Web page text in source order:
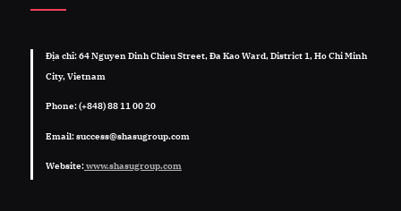
Địa chỉ: 64 Nguyen Dinh Chieu Street, Đa Kao Ward, District 1, Ho Chi Minh
City, Vietnam
Phone: (+848) 88 11 00 20
Email: success@shasugroup.com
Website:www.shasugroup.com